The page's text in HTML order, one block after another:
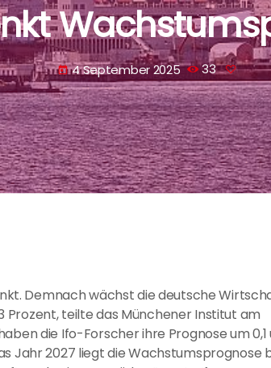
today 4 September 2025 33
Demnach wächst die deutsche
Prozent, teilte das Münchener Institut am
die Ifo-Forscher ihre Prognose um 0,1
Jahr 2027 liegt die Wachstumsprognose